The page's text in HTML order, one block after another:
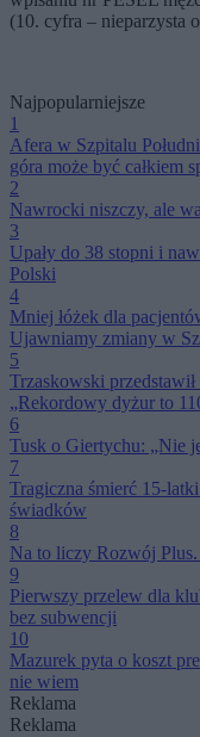
(10. cyfra – nieparzysta
Najpopularniejsze
1
Afera w Szpitalu
góra może być całkiem
2
Nawrocki niszczy, ale
3
Upały do 38 stopni i
Polski
4
Mniej łóżek dla
Ujawniamy zmiany w
5
Trzaskowski
„Rekordowy dyżur to
6
Tusk o Giertychu: „Nie
7
Tragiczna śmierć 15-
świadków
8
Na to liczy Rozwój Plus.
9
Pierwszy przelew dla
bez subwencji
10
Mazurek pyta o koszt
nie wiem
Reklama
Reklama